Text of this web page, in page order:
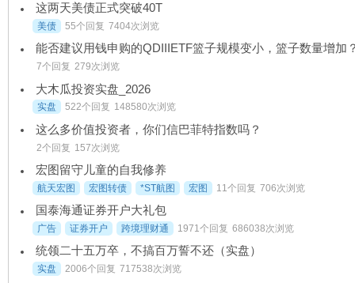
这两天美债正式突破40T
美债 55个回复 7404次浏览
能否建议用钱申购的QDIIIETF篮子规模变小，篮子数量增加
7个回复 279次浏览
大木瓜投资实盘_2026
实盘 522个回复 148580次浏览
这么多价值投资者，你们信巴菲特指数吗？
2个回复 157次浏览
宏图留守儿童的自我修养
航天宏图 宏图转债 *ST航图 宏图 11个回复 706次浏览
国泰海通证券开户大礼包
广告 证券开户 跨境理财通 1971个回复 686038次浏览
统领二十五万卒，不搞百万誓不还（实盘）
实盘 2006个回复 717538次浏览